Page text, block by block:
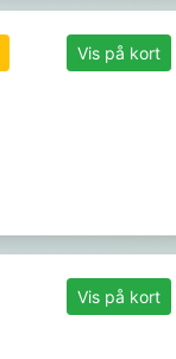
Vis på kort
Vis på kort